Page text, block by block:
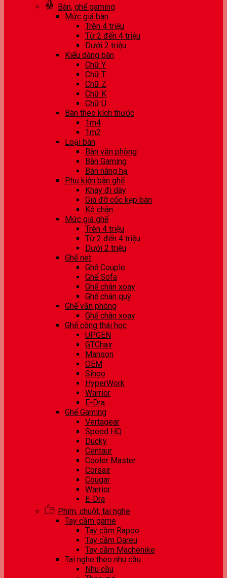
Bàn, ghế gaming
Mức giá bàn
Trên 4 triệu
Từ 2 đến 4 triệu
Dưới 2 triệu
Kiểu dáng bàn
Chữ Y
Chữ T
Chữ Z
Chữ K
Chữ U
Bàn theo kích thước
1m4
1m2
Loại bàn
Bàn văn phòng
Bàn Gaming
Bàn nâng hạ
Phụ kiện bàn ghế
Khay đi dây
Giá đỡ cốc kẹp bàn
Kê chân
Mức giá ghế
Trên 4 triệu
Từ 2 đến 4 triệu
Dưới 2 triệu
Ghế net
Ghế Couple
Ghế Sofa
Ghế chân xoay
Ghế chân quỳ
Ghế văn phòng
Ghế chân xoay
Ghế công thái học
UPGEN
GTChair
Manson
OEM
Sihoo
HyperWork
Warrior
E-Dra
Ghế Gaming
Vertagear
Speed HQ
Ducky
Centaur
Cooler Master
Corsair
Cougar
Warrior
E-Dra
Phím, chuột, tai nghe
Tay cầm game
Tay cầm Rapoo
Tay cầm Dareu
Tay cầm Machenike
Tai nghe theo nhu cầu
Nhu cầu